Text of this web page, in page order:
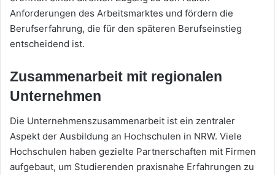
Anforderungen des Arbeitsmarktes und fördern die
Berufserfahrung, die für den späteren Berufseinstieg
entscheidend ist.
Zusammenarbeit mit regionalen
Unternehmen
Die Unternehmenszusammenarbeit ist ein zentraler
Aspekt der Ausbildung an Hochschulen in NRW. Viele
Hochschulen haben gezielte Partnerschaften mit Firmen
aufgebaut, um Studierenden praxisnahe Erfahrungen zu